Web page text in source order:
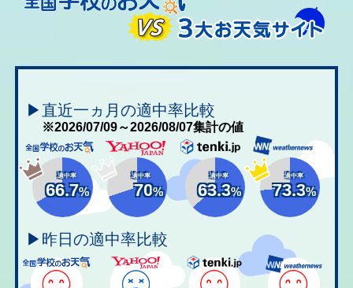
▶直近一ヵ月の適中率比較
※2026/07/09～2026/08/07集計の値
適中率
66.7%
適中率
70%
適中率
63.3%
適中率
73.3%
▶昨日の適中率比較